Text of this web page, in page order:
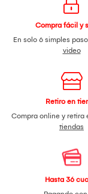
Compra fácil y
En solo 6 simples
video
Retiro en
Compra online y retira
tiendas
Hasta 36